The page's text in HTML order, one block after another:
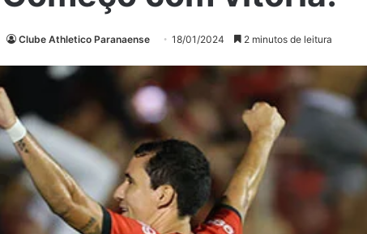
Clube Athletico Paranaense 18/01/2024 2 minutos de leitura